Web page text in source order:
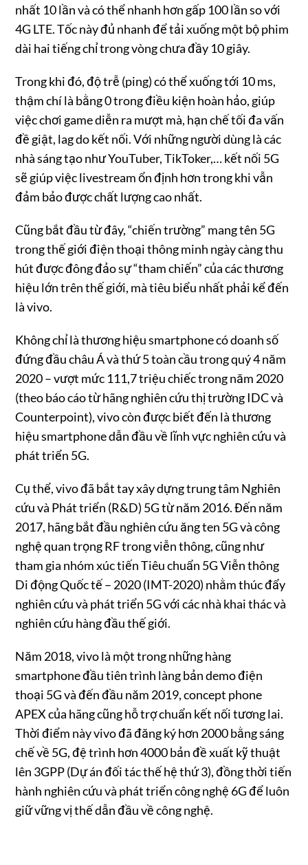
nhất 10 lần và có thể nhanh hơn gấp 100 lần so với
4G LTE. Tốc này đủ nhanh để tải xuống một bộ phim
dài hai tiếng chỉ trong vòng chưa đầy 10 giây.
Trong khi đó, độ trễ (ping) có thể xuống tới 10 ms,
thậm chí là bằng 0 trong điều kiện hoàn hảo, giúp
việc chơi game diễn ra mượt mà, hạn chế tối đa vấn
đề giật, lag do kết nối. Với những người dùng là các
nhà sáng tạo như YouTuber, TikToker,… kết nối 5G
sẽ giúp việc livestream ổn định hơn trong khi vẫn
đảm bảo được chất lượng cao nhất.
Cũng bắt đầu từ đây, “chiến trường” mang tên 5G
trong thế giới điện thoại thông minh ngày càng thu
hút được đông đảo sự “tham chiến” của các thương
hiệu lớn trên thế giới, mà tiêu biểu nhất phải kể đến
là vivo.
Không chỉ là thương hiệu smartphone có doanh số
đứng đầu châu Á và thứ 5 toàn cầu trong quý 4 năm
2020 – vượt mức 111,7 triệu chiếc trong năm 2020
(theo báo cáo từ hãng nghiên cứu thị trường IDC và
Counterpoint), vivo còn được biết đến là thương
hiệu smartphone dẫn đầu về lĩnh vực nghiên cứu và
phát triển 5G.
Cụ thể, vivo đã bắt tay xây dựng trung tâm Nghiên
cứu và Phát triển (R&D) 5G từ năm 2016. Đến năm
2017, hãng bắt đầu nghiên cứu ăng ten 5G và công
nghệ quan trọng RF trong viễn thông, cũng như
tham gia nhóm xúc tiến Tiêu chuẩn 5G Viễn thông
Di động Quốc tế – 2020 (IMT-2020) nhằm thúc đẩy
nghiên cứu và phát triển 5G với các nhà khai thác và
nghiên cứu hàng đầu thế giới.
Năm 2018, vivo là một trong những hàng
smartphone đầu tiên trình làng bản demo điện
thoại 5G và đến đầu năm 2019, concept phone
APEX của hãng cũng hỗ trợ chuẩn kết nối tương lai.
Thời điểm này vivo đã đăng ký hơn 2000 bằng sáng
chế về 5G, đệ trình hơn 4000 bản đề xuất kỹ thuật
lên 3GPP (Dự án đối tác thế hệ thứ 3), đồng thời tiến
hành nghiên cứu và phát triển công nghệ 6G để luôn
giữ vững vị thế dẫn đầu về công nghệ.